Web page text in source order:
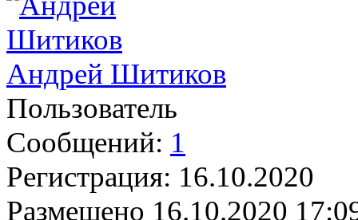
Андрей Шитиков
Пользователь
Сообщений: 1
Регистрация: 16.10.2020
Размещено 16.10.2020